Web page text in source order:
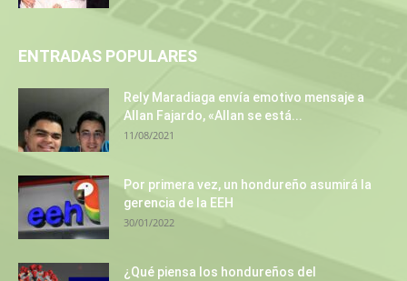
ENTRADAS POPULARES
Rely Maradiaga envía emotivo mensaje a
Allan Fajardo, «Allan se está...
11/08/2021
Por primera vez, un hondureño asumirá la
gerencia de la EEH
30/01/2022
¿Qué piensa los hondureños del